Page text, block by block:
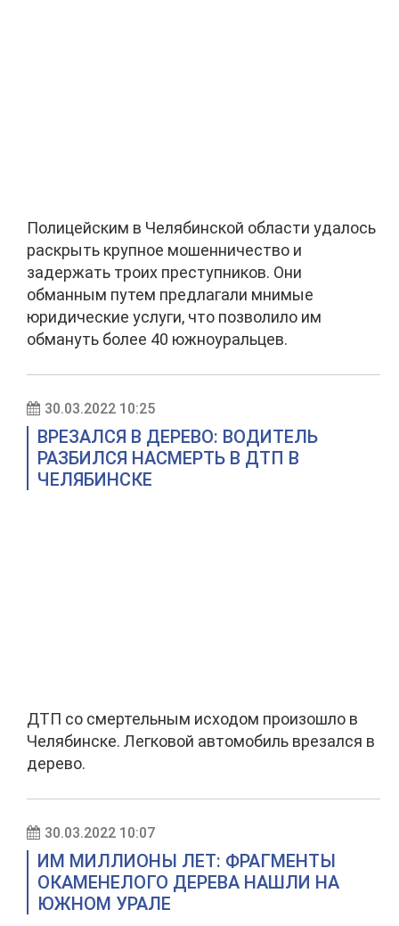
Полицейским в Челябинской области удалось
раскрыть крупное мошенничество и
задержать троих преступников. Они
обманным путем предлагали мнимые
юридические услуги, что позволило им
обмануть более 40 южноуральцев.
30.03.2022 10:25
ВРЕЗАЛСЯ В ДЕРЕВО: ВОДИТЕЛЬ
РАЗБИЛСЯ НАСМЕРТЬ В ДТП В
ЧЕЛЯБИНСКЕ
ДТП со смертельным исходом произошло в
Челябинске. Легковой автомобиль врезался в
дерево.
30.03.2022 10:07
ИМ МИЛЛИОНЫ ЛЕТ: ФРАГМЕНТЫ
ОКАМЕНЕЛОГО ДЕРЕВА НАШЛИ НА
ЮЖНОМ УРАЛЕ